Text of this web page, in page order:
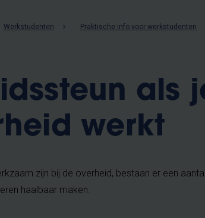
Werkstudenten Praktische info voor werkstudenten
als
werkt
zijn bij de overheid, bestaan er een
haalbaar maken.